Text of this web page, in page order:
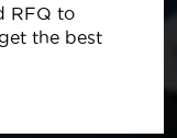
RFQ to
the best